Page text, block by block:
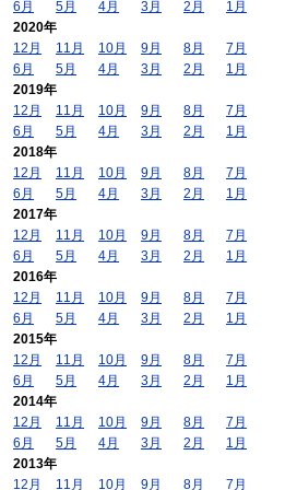
6月 5月 4月 3月 2月
1月
2020年
12月
11月 10月 9月 8月
7月
6月
5月 4月 3月 2月
1月
2019年
12月
11月 10月 9月 8月
7月
6月
5月 4月 3月 2月
1月
2018年
12月
11月 10月 9月 8月
7月
6月
5月 4月 3月 2月
1月
2017年
12月
11月 10月 9月 8月
7月
6月
5月 4月 3月 2月
1月
2016年
12月
11月 10月 9月 8月
7月
6月
5月 4月 3月 2月
1月
2015年
12月
11月 10月 9月 8月
7月
6月
5月 4月 3月 2月
1月
2014年
12月
11月 10月 9月 8月
7月
6月
5月 4月 3月 2月
1月
2013年
12月
11月 10月 9月 8月 7月